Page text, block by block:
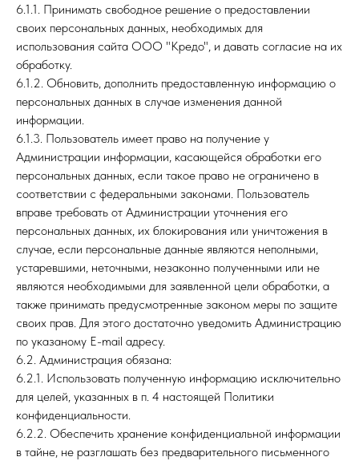
6.1.1. Принимать свободное решение о предоставлении
своих персональных данных, необходимых для
использования сайта ООО "Кредо", и давать согласие на их
обработку.
6.1.2. Обновить, дополнить предоставленную информацию о
персональных данных в случае изменения данной
информации.
6.1.3. Пользователь имеет право на получение у
Администрации информации, касающейся обработки его
персональных данных, если такое право не ограничено в
соответствии с федеральными законами. Пользователь
вправе требовать от Администрации уточнения его
персональных данных, их блокирования или уничтожения в
случае, если персональные данные являются неполными,
устаревшими, неточными, незаконно полученными или не
являются необходимыми для заявленной цели обработки, а
также принимать предусмотренные законом меры по защите
своих прав. Для этого достаточно уведомить Администрацию
по указаному E-mail адресу.
6.2. Администрация обязана:
6.2.1. Использовать полученную информацию исключительно
для целей, указанных в п. 4 настоящей Политики
конфиденциальности.
6.2.2. Обеспечить хранение конфиденциальной информации
в тайне, не разглашать без предварительного письменного